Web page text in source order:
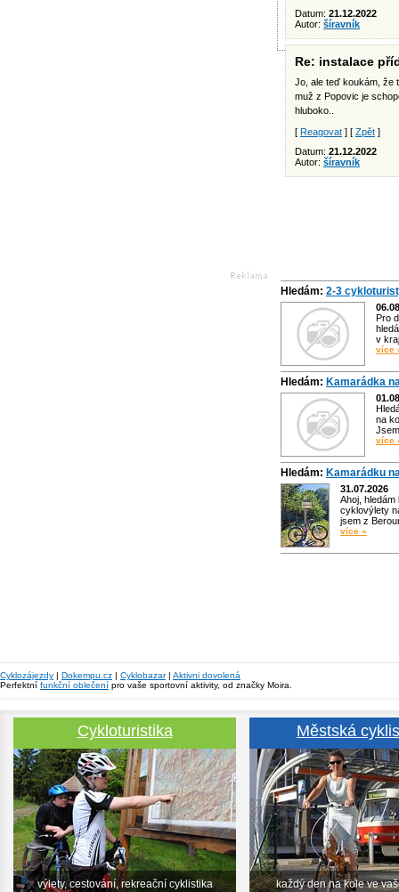
Datum: 21.12.2022
Autor: šíravník
Re: instalace
Jo, ale teď koukám, že
muž z Popovic je
hluboko..
[ Reagovat ] [ Zpět ]
Datum: 21.12.2022
Autor: šíravník
Hledám: 2-3
Pro
v
více
Hledám: Kamarádka
na
více
Hledám: Kamarádku
31.07.2026
Ahoj,
cyklovýlety
jsem z
více »
Cyklozájezdy | Dokempu.cz | Cyklobazar| Aktivni dovolená
Perfektní funkční oblečení pro vaše sportovní aktivity, od značky Moira.
Cykloturistika
výlety, cestování, rekreační cyklistika
Městská
každý den na kole ve